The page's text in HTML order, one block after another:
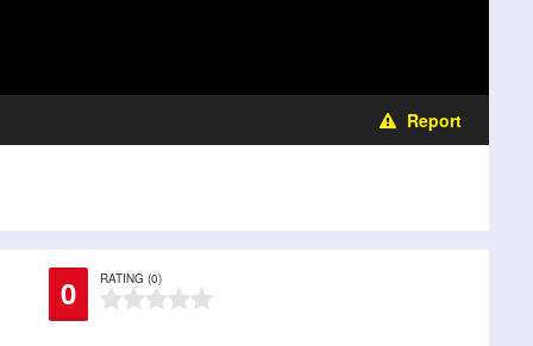
Report
0 RATING (0)